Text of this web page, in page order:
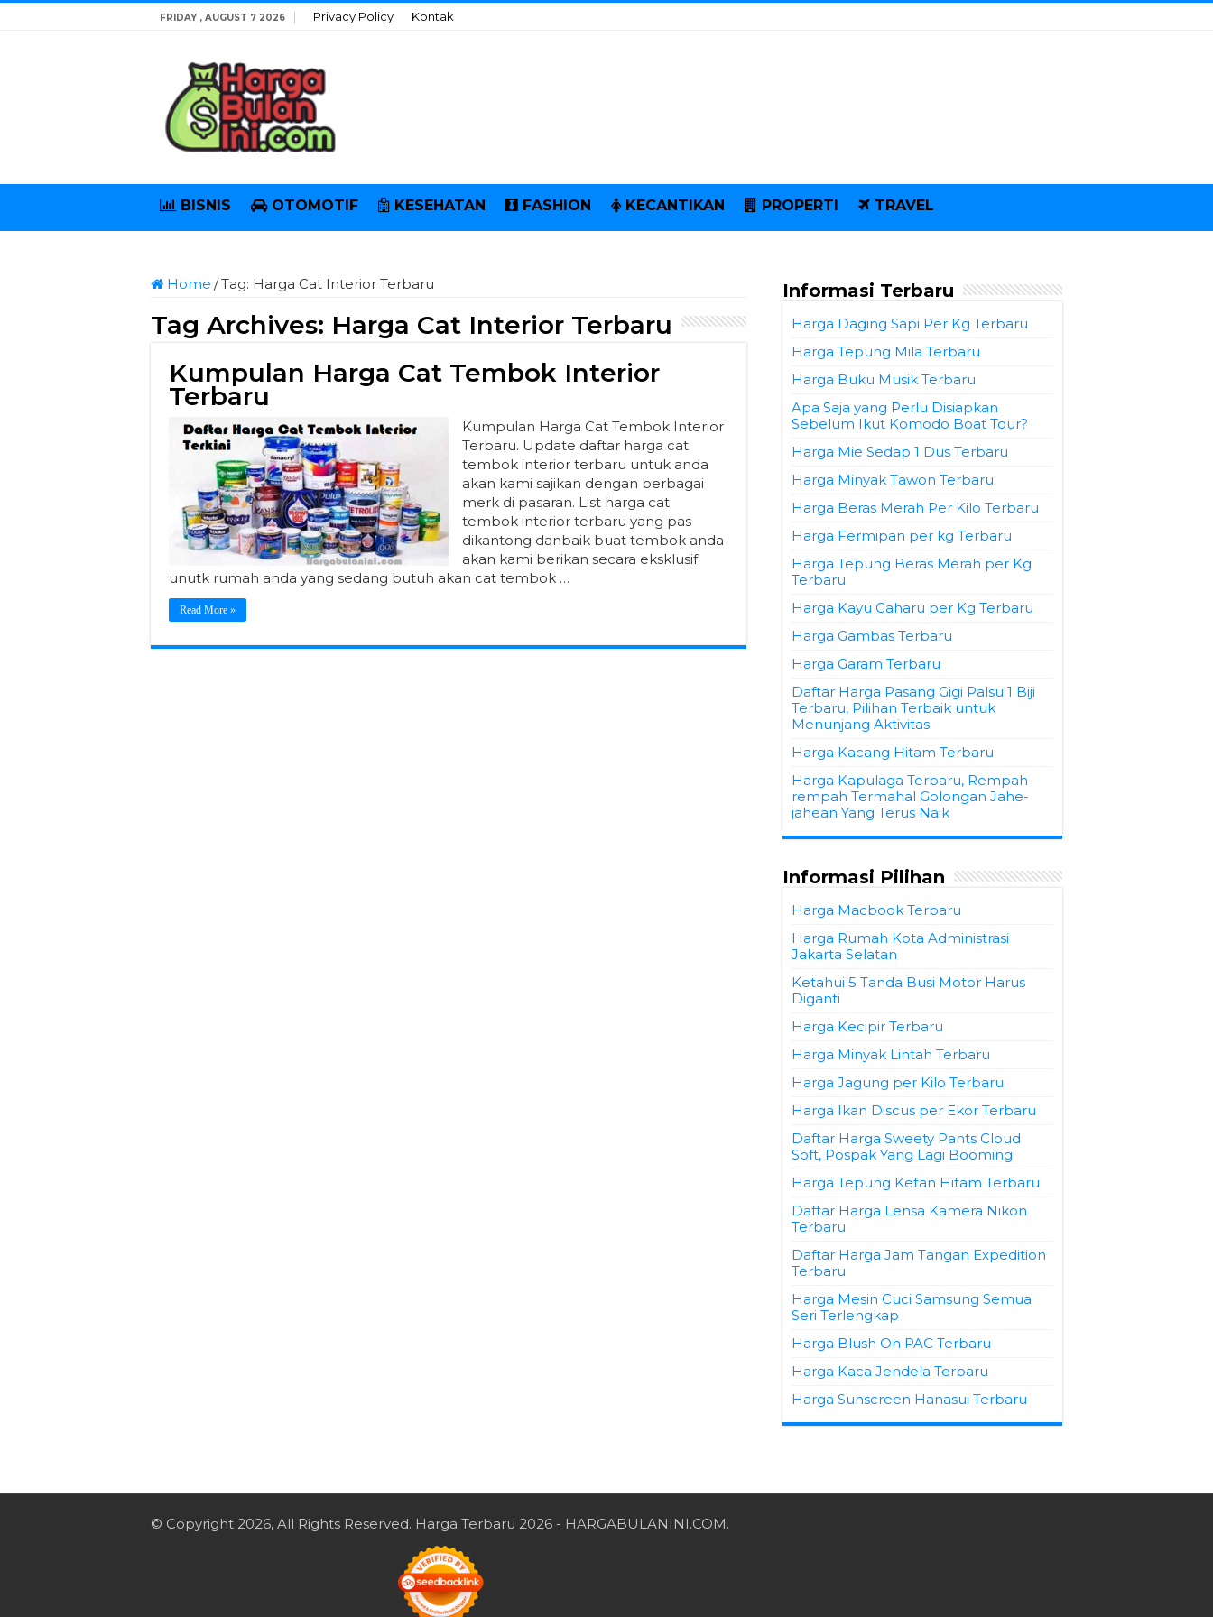
FRIDAY , AUGUST 7 2026 Privacy Policy Kontak
BISNIS OTOMOTIF KESEHATAN FASHION KECANTIKAN PROPERTI TRAVEL
Home /Tag: Harga Cat Interior Terbaru
Tag Archives: Harga Cat Interior Terbaru
Kumpulan Harga Cat Tembok Interior
Terbaru
Kumpulan Harga Cat Tembok Interior
Terbaru. Update daftar harga cat
tembok interior terbaru untuk anda
akan kami sajikan dengan berbagai
merk di pasaran. List harga cat
tembok interior terbaru yang pas
dikantong danbaik buat tembok anda
akan kami berikan secara eksklusif
unutk rumah anda yang sedang butuh akan cat tembok …
Read More »
Informasi Terbaru
Harga Daging Sapi Per Kg Terbaru
Harga Tepung Mila Terbaru
Harga Buku Musik Terbaru
Apa Saja yang Perlu Disiapkan
Sebelum Ikut Komodo Boat Tour?
Harga Mie Sedap 1 Dus Terbaru
Harga Minyak Tawon Terbaru
Harga Beras Merah Per Kilo Terbaru
Harga Fermipan per kg Terbaru
Harga Tepung Beras Merah per Kg
Terbaru
Harga Kayu Gaharu per Kg Terbaru
Harga Gambas Terbaru
Harga Garam Terbaru
Daftar Harga Pasang Gigi Palsu 1 Biji
Terbaru, Pilihan Terbaik untuk
Menunjang Aktivitas
Harga Kacang Hitam Terbaru
Harga Kapulaga Terbaru, Rempah-
rempah Termahal Golongan Jahe-
jahean Yang Terus Naik
Informasi Pilihan
Harga Macbook Terbaru
Harga Rumah Kota Administrasi
Jakarta Selatan
Ketahui 5 Tanda Busi Motor Harus
Diganti
Harga Kecipir Terbaru
Harga Minyak Lintah Terbaru
Harga Jagung per Kilo Terbaru
Harga Ikan Discus per Ekor Terbaru
Daftar Harga Sweety Pants Cloud
Soft, Pospak Yang Lagi Booming
Harga Tepung Ketan Hitam Terbaru
Daftar Harga Lensa Kamera Nikon
Terbaru
Daftar Harga Jam Tangan Expedition
Terbaru
Harga Mesin Cuci Samsung Semua
Seri Terlengkap
Harga Blush On PAC Terbaru
Harga Kaca Jendela Terbaru
Harga Sunscreen Hanasui Terbaru
© Copyright 2026, All Rights Reserved. Harga Terbaru 2026 - HARGABULANINI.COM.